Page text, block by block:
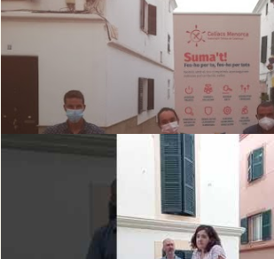
noviembre 27, 2021